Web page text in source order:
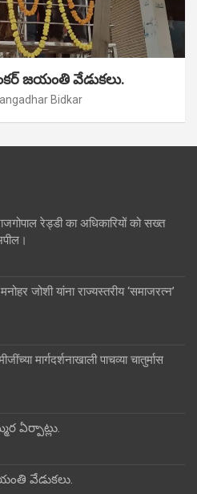
జయంతి వేడుకలు.
Bidkar
रेड्डी का अधिकारियों को सख्त
जोशी यांना राज्यस्तरीय ‘समाजरत्न’
मार्गदर्शनाखाली पाचव्या चातुर्मास
ఏర్పాట్లు.
వేడుకలు.